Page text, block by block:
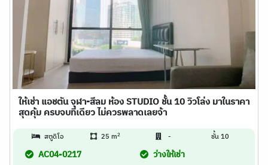
ให้เช่า แอชตัน จุฬา-สีลม ห้อง STUDIO ชั้น 10 วิวโล่ง มาในราคา
สุดคุ้ม ครบจบที่เดียว ไม่ควรพลาดเลยจ้า
สตูดิโอ 25 m2 - ชั้น 10
AC04-0217 ว่างให้เช่า